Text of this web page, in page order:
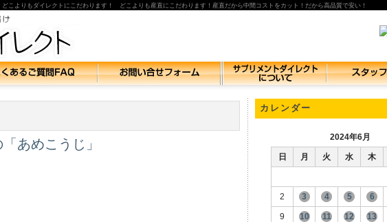
こよりもダイレクトにこだわります！ どこよりも産直にこだわります！産直だから中間コストをカット！だから高品質で安い！
あめこうじ」
カレンダー
2024年6月
日 月 火 水 木
2 3 4 5 6
9 10 11 12 13